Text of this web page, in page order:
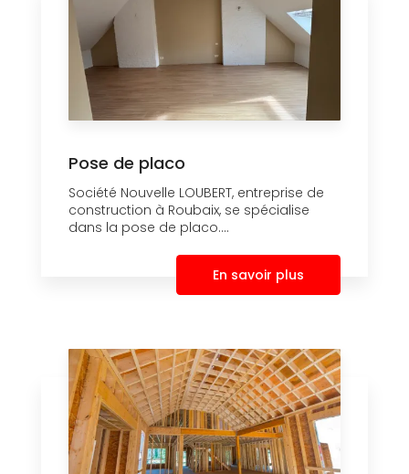
Pose de placo
Société Nouvelle LOUBERT, entreprise de
construction à Roubaix, se spécialise
dans la pose de placo....
En savoir plus